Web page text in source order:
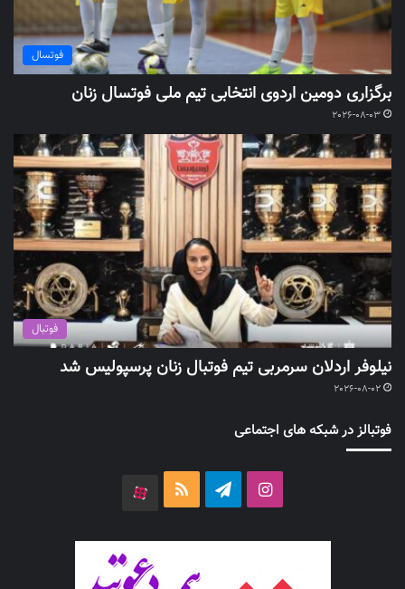
فوتسال
برگزاری دومین اردوی انتخابی تیم ملی فوتسال زنان
2026-08-03
فوتبال
نیلوفر اردلان سرمربی تیم فوتبال زنان پرسپولیس شد
2026-08-02
فوتبالز در شبکه های اجتماعی
اینستاگرامتلگرام خوراک